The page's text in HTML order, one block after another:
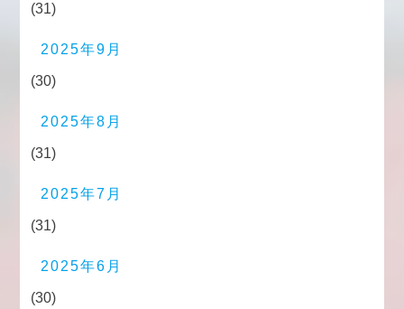
(31)
2025年9月
(30)
2025年8月
(31)
2025年7月
(31)
2025年6月
(30)